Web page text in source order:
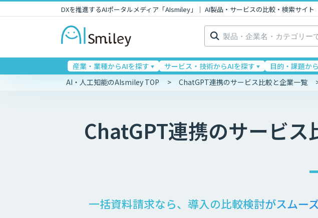
DXを推進するAIポータルメディア「AIsmiley」｜ AI製品・サービスの比較・検索サイト
検
索:
産業・業種からAIを探す サービス・技術からAIを探す 目的・課題か
AI・人工知能のAIsmiley TOP ChatGPT連携のサービス比較と企業一覧
ChatGPT連携のサービス
一括資料請求なら、導入の比較検討がスムー